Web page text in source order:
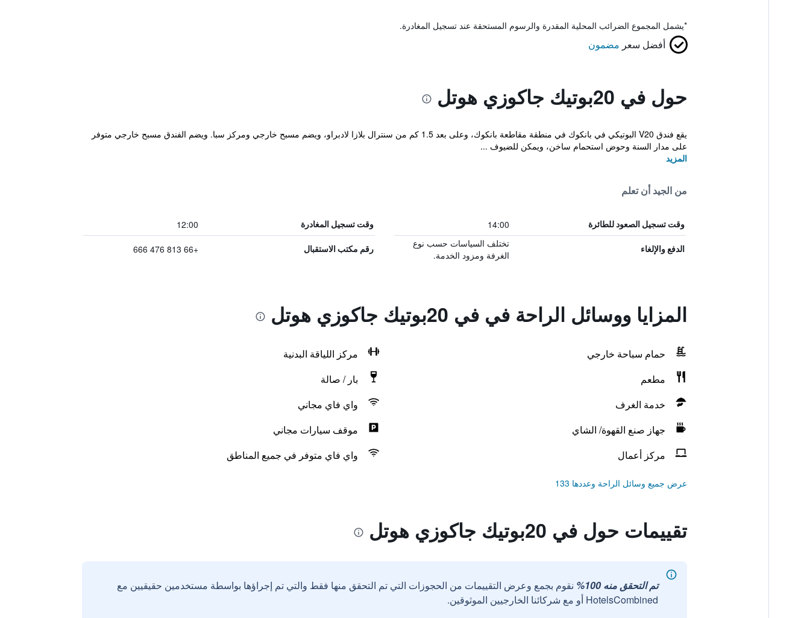
*يشمل المجموع الضرائب المحلية المقدرة والرسوم المستحقة عند تسجيل المغادرة.
أفضل سعر مضمون
حول في 20بوتيك جاكوزي هوتل
يقع فندق V20 البوتيكي في بانكوك في منطقة مقاطعة بانكوك، وعلى بعد 1.5 كم من سنترال بلازا لادبراو، ويضم مسبح خارجي ومركز سبا. ويضم الفندق مسبح خارجي متوفر
على مدار السنة وحوض استحمام ساخن، ويمكن للضيوف ...
المزيد
من الجيد أن تعلم
وقت تسجيل الصعود للطائرة 14:00 وقت تسجيل المغادرة 12:00
الدفع والإلغاء
تختلف السياسات حسب نوع
الغرفة ومزود الخدمة.
رقم مكتب الاستقبال +66 813 476 666
المزايا ووسائل الراحة في في 20بوتيك جاكوزي هوتل
حمام سباحة خارجي
مركز اللياقة البدنية
مطعم
بار / صالة
خدمة الغرف
واي فاي مجاني
جهاز صنع القهوة/ الشاي
موقف سيارات مجاني
مركز أعمال
واي فاي متوفر في جميع المناطق
عرض جميع وسائل الراحة وعددها 133
تقييمات حول في 20بوتيك جاكوزي هوتل
تم التحقق منه 100%
نقوم بجمع وعرض التقييمات من الحجوزات التي تم التحقق منها فقط والتي تم إجراؤها بواسطة مستخدمين حقيقيين مع
HotelsCombined أو مع شركائنا الخارجيين الموثوقين.